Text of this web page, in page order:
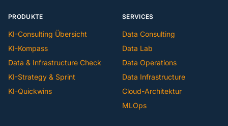
PRODUKTE
KI-Consulting Übersicht
KI-Kompass
Data & Infrastructure Check
KI-Strategy & Sprint
KI-Quickwins
SERVICES
Data Consulting
Data Lab
Data Operations
Data Infrastructure
Cloud-Architektur
MLOps